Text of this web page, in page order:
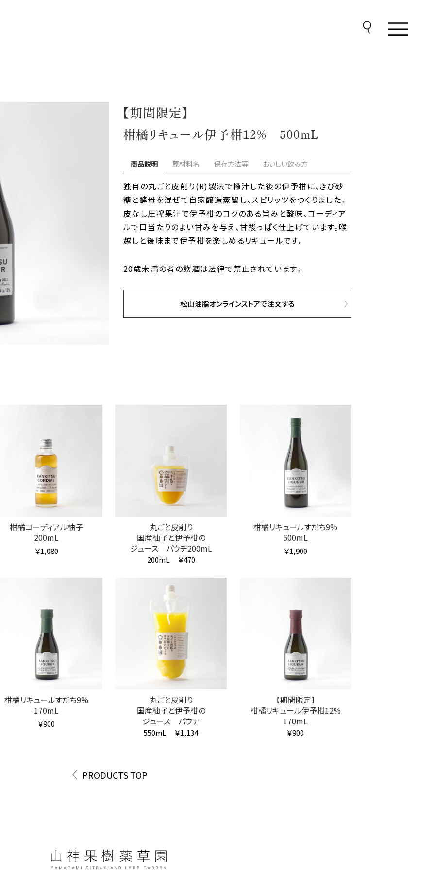
【期間限定】
柑橘リキュール伊予柑12% 500mL
商品説明 原材料名 保存方法等 おいしい飲み方
独自の丸ごと皮削り(R)製法で搾汁した後の伊予柑に、きび砂
糖と酵母を混ぜて自家醸造蒸留し、スピリッツをつくりました。
皮なし圧搾果汁で伊予柑のコクのある旨みと酸味、コーディア
ルで口当たりのよい甘みを与え、甘酸っぱく仕上げています。喉
越しと後味まで伊予柑を楽しめるリキュールです。
20歳未満の者の飲酒は法律で禁止されています。
松山油脂オンラインストアで注文する
柑橘コーディアル柚子
200mL
￥1,080
丸ごと皮削り
国産柚子と伊予柑の
ジュース パウチ200mL
200mL ￥470
柑橘リキュールすだち9%
500mL
￥1,900
柑橘リキュールすだち9%
170mL
￥900
丸ごと皮削り
国産柚子と伊予柑の
ジュース パウチ
550mL ￥1,134
【期間限定】
柑橘リキュール伊予柑12%
170mL
￥900
PRODUCTS TOP